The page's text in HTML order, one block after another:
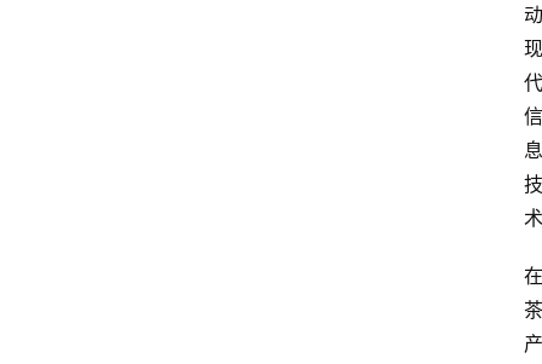
动
现
代
信
息
技
术
在
茶
产